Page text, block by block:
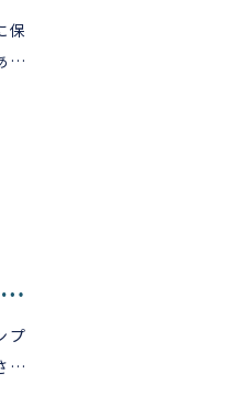
治
、
合
。
インプラントが保険適用となるケースはありますか？
ば